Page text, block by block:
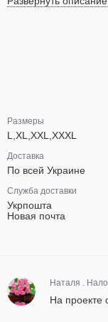
Размеры
L,XL,XXL,XXXL
Доставка
По всей Украине
Служба доставки
Укрпошта
Новая почта
Наталя .
На проекте